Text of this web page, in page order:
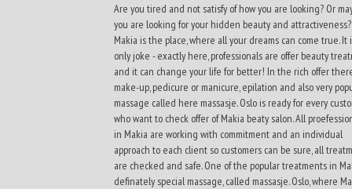
Are you tired and not satisfy of how you are looking? Or
you are looking for your hidden beauty and attractiveness?
Makia is the place, where all your dreams can come true. It
only joke - exactly here, professionals are offer beauty
and it can change your life for better! In the rich offer
make-up, pedicure or manicure, epilation and also very
massage called here massasje. Oslo is ready for every
who want to check offer of Makia beaty salon. All
in Makia are working with commitment and an individual
approach to each client so customers can be sure, all
are checked and safe. One of the popular treatments in
definately special massage, called massasje. Oslo, where